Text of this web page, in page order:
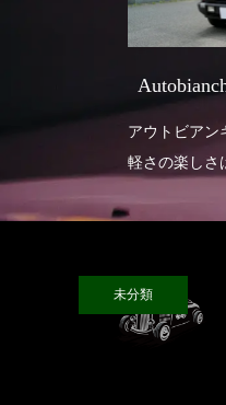
アウトビアン
軽さの楽しさ
未分類